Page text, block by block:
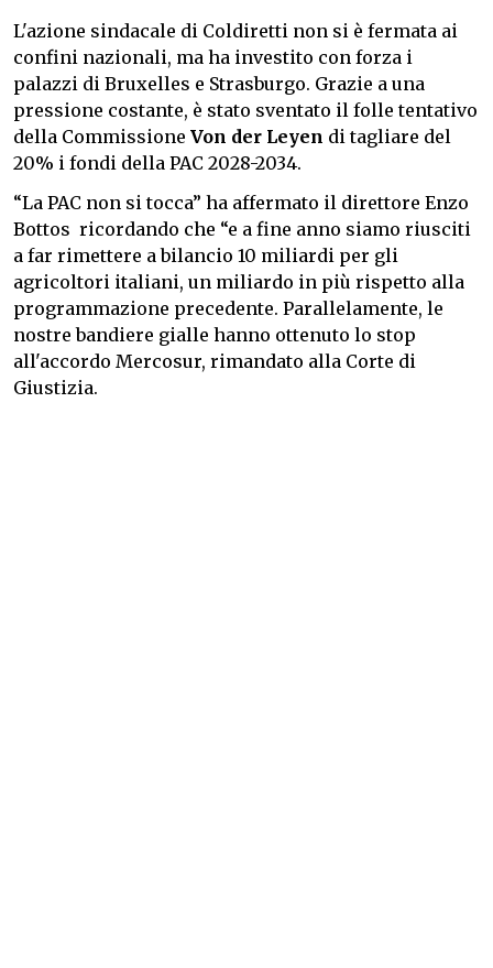
L'azione sindacale di Coldiretti non si è fermata ai
confini nazionali, ma ha investito con forza i
palazzi di Bruxelles e Strasburgo. Grazie a una
pressione costante, è stato sventato il folle tentativo
della Commissione Von der Leyen di tagliare del
20% i fondi della PAC 2028-2034.
“La PAC non si tocca” ha affermato il direttore Enzo
Bottos ricordando che “e a fine anno siamo riusciti
a far rimettere a bilancio 10 miliardi per gli
agricoltori italiani, un miliardo in più rispetto alla
programmazione precedente. Parallelamente, le
nostre bandiere gialle hanno ottenuto lo stop
all'accordo Mercosur, rimandato alla Corte di
Giustizia.